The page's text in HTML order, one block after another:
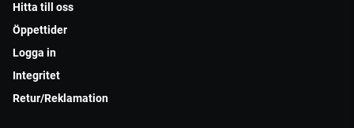
Hitta till oss
Öppettider
Logga in
Integritet
Retur/Reklamation